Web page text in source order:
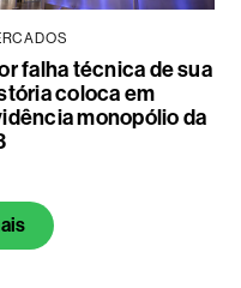
falha técnica de sua
coloca em
monopólio da